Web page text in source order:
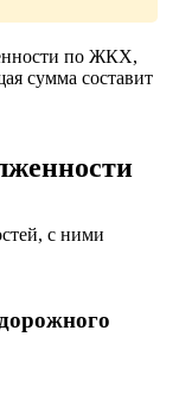
по ЖКХ,
сумма составит
с ними